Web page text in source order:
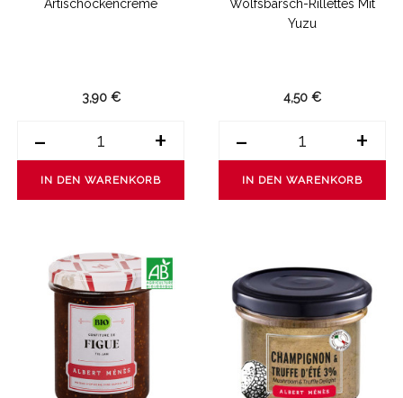
Artischockencreme
3,90 €
- +
IN DEN WARENKORB
Wolfsbarsch-Rillettes Mit
Yuzu
4,50 €
- +
IN DEN WARENKORB